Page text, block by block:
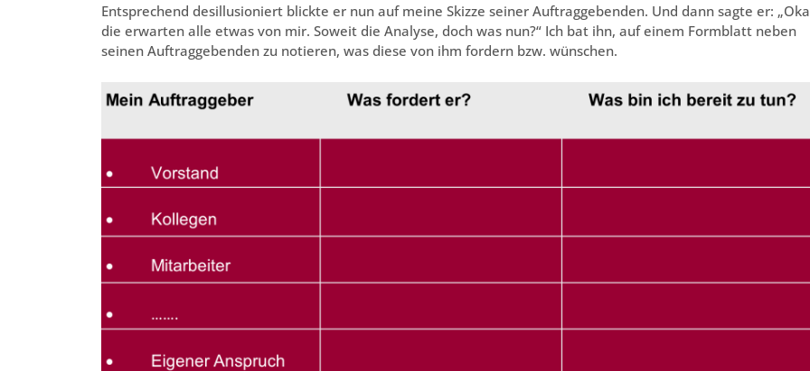
Entsprechend desillusioniert blickte er nun auf meine Skizze seiner Auftraggebenden. Und dann sagte er:
die erwarten alle etwas von mir. Soweit die Analyse, doch was nun?“ Ich bat ihn, auf einem Formblatt neben
seinen Auftraggebenden zu notieren, was diese von ihm fordern bzw. wünschen.